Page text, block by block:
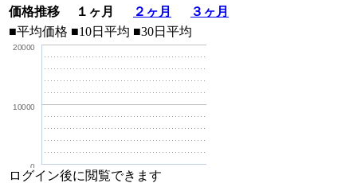
価格推移 １ヶ月
２ヶ月
３ヶ月
■平均価格 ■10日平均 ■30日平均
0
10000
20000
ログイン後に閲覧できます